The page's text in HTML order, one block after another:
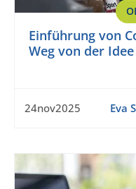
Einführung von
Weg von der
24nov2025 Eva